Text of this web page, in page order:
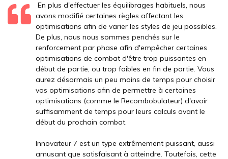
En plus d'effectuer les équilibrages habituels, nous
avons modifié certaines règles affectant les
optimisations afin de varier les styles de jeu possibles.
De plus, nous nous sommes penchés sur le
renforcement par phase afin d'empêcher certaines
optimisations de combat d'être trop puissantes en
début de partie, ou trop faibles en fin de partie. Vous
aurez désormais un peu moins de temps pour choisir
vos optimisations afin de permettre à certaines
optimisations (comme le Recombobulateur) d'avoir
suffisamment de temps pour leurs calculs avant le
début du prochain combat.
Innovateur 7 est un type extrêmement puissant, aussi
amusant que satisfaisant à atteindre. Toutefois, cette